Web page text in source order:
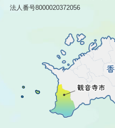
法人番号8000020372056